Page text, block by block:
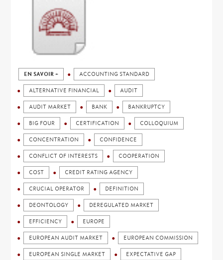
EN SAVOIR + ACCOUNTING STANDARD
ALTERNATIVE FINANCIAL AUDIT
AUDIT MARKET BANK BANKRUPTCY
BIG FOUR CERTIFICATION COLLOQUIUM
CONCENTRATION CONFIDENCE
CONFLICT OF INTERESTS COOPERATION
COST CREDIT RATING AGENCY
CRUCIAL OPERATOR DEFINITION
DEONTOLOGY DEREGULATED MARKET
EFFICIENCY EUROPE
EUROPEAN AUDIT MARKET EUROPEAN COMMISSION
EUROPEAN SINGLE MARKET EXPECTATIVE GAP